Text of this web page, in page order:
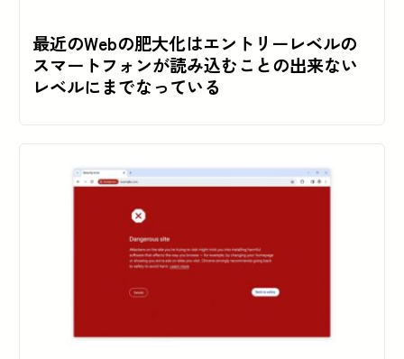
最近のWebの肥大化はエントリーレベルの
スマートフォンが読み込むことの出来ない
レベルにまでなっている